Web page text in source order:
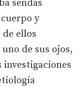
sendas
y
ellos
de sus ojos,
investigaciones